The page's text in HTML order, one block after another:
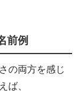
前例
の両方を感じ
ば、